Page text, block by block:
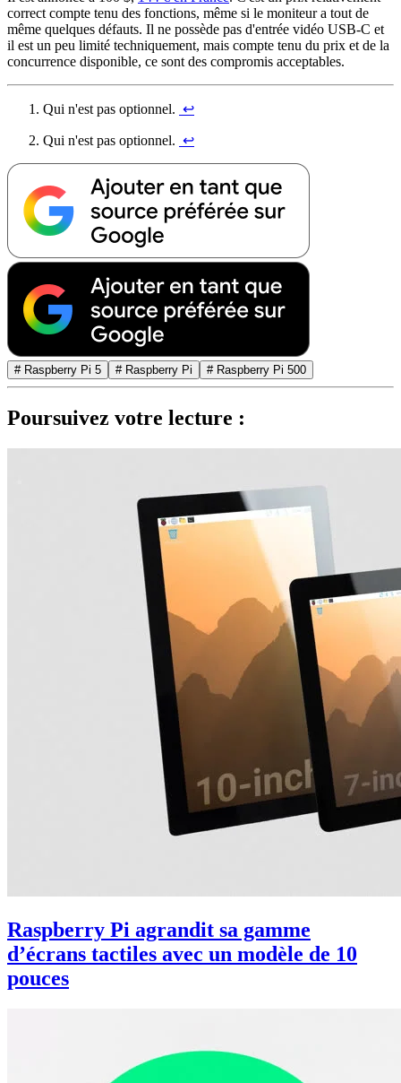
correct compte tenu des fonctions, même si le moniteur a tout de
même quelques défauts. Il ne possède pas d'entrée vidéo USB-C et
il est un peu limité techniquement, mais compte tenu du prix et de la
concurrence disponible, ce sont des compromis acceptables.
Qui n'est pas optionnel. ↩︎
Qui n'est pas optionnel. ↩︎
# Raspberry Pi 5 # Raspberry Pi # Raspberry Pi 500
Poursuivez votre lecture :
Raspberry Pi agrandit sa gamme
d’écrans tactiles avec un modèle de 10
pouces